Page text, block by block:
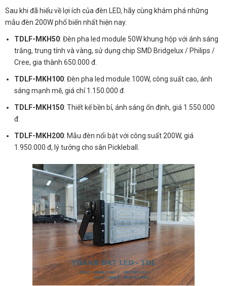
Sau khi đã hiểu về lợi ích của đèn LED, hãy cùng khám phá những
mẫu đèn 200W phổ biến nhất hiện nay.
TDLF-MKH50: Đèn pha led module 50W khung hộp với ánh sáng
trắng, trung tính và vàng, sử dụng chip SMD Bridgelux / Philips /
Cree, gia thành 650.000 đ.
TDLF-MKH100: Đèn pha led module 100W, công suất cao, ánh
sáng mạnh mẽ, giá chỉ 1.150.000 đ.
TDLF-MKH150: Thiết kế bền bỉ, ánh sáng ổn định, giá 1.550.000
đ.
TDLF-MKH200: Mẫu đèn nổi bật với công suất 200W, giá
1.950.000 đ, lý tưởng cho sân Pickleball.